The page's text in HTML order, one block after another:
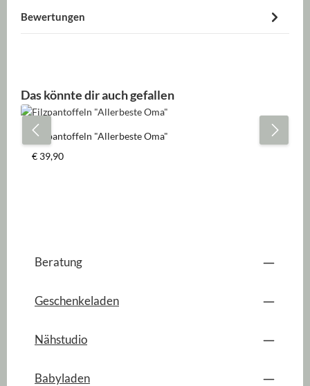
Bewertungen
Produktgalerie überspringen
Das könnte dir auch gefallen
Filzpantoffeln "Allerbeste Oma"
Regulärer Preis:
€ 39,90
Beratung
Geschenkeladen
Nähstudio
Babyladen